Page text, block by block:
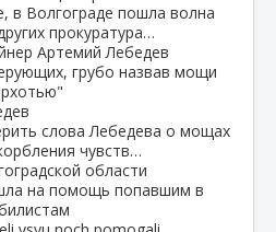
в Волгограде пошла волна
прокуратура…
Артемий Лебедев
грубо назвав мощи
слова Лебедева о мощах
чувств…
области
на помощь попавшим в